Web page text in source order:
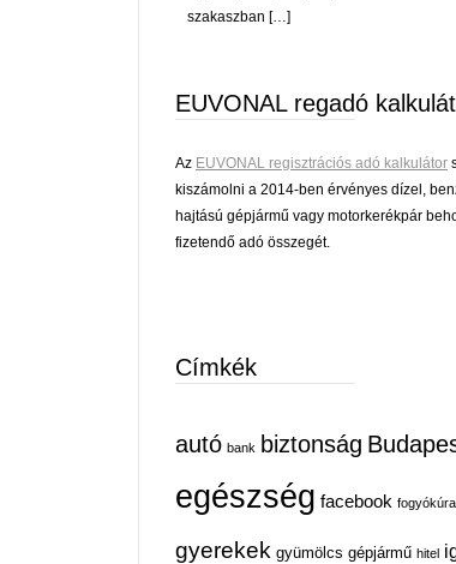
szakaszban […]
EUVONAL regadó
Az EUVONAL regisztrációs adó kalkulátor
kiszámolni a 2014-ben érvényes dízel,
hajtású gépjármű vagy motorkerékpár
fizetendő adó összegét.
Címkék
autó bank biztonság
egészség facebook fogyókúra
gyerekek gyümölcs gépjármű hitel